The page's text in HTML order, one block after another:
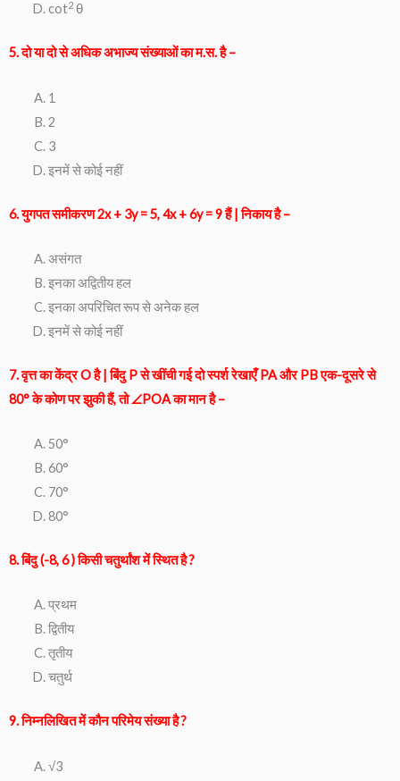
cot2θ
5. दो या दो से अधिक अभाज्य संख्याओं का म.स. है –
1
2
3
इनमें से कोई नहीं
6. युगपत समीकरण 2x + 3y = 5, 4x + 6y = 9 हैं | निकाय है –
असंगत
इनका अद्वितीय हल
इनका अपरिचित रूप से अनेक हल
इनमें से कोई नहीं
7. वृत्त का केंद्र O है | बिंदु P से खींची गई दो स्पर्श रेखाएँ PA और PB एक-दूसरे से
80° के कोण पर झुकी हैं, तो ∠POA का मान है –
50°
60°
70°
80°
8. बिंदु (-8, 6 ) किसी चतुर्थांश में स्थित है ?
प्रथम
द्वितीय
तृतीय
चतुर्थ
9. निम्नलिखित में कौन परिमेय संख्या है ?
√3